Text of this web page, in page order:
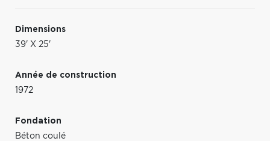
Dimensions
39' X 25'
Année de construction
1972
Fondation
Béton coulé